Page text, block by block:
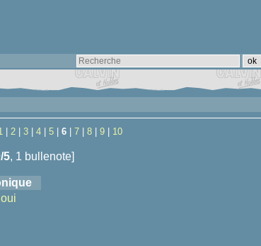
2 3 4 5 6 7 8 9 10
5, 1 bullenote]
oui